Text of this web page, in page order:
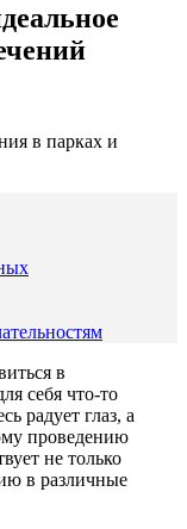
в
себя что-то
радует глаз, а
проведению
не только
в различные